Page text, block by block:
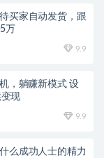
买家自动发货，跟
万
9.9
，躺赚新模式 设
现
9.9
么成功人士的精力